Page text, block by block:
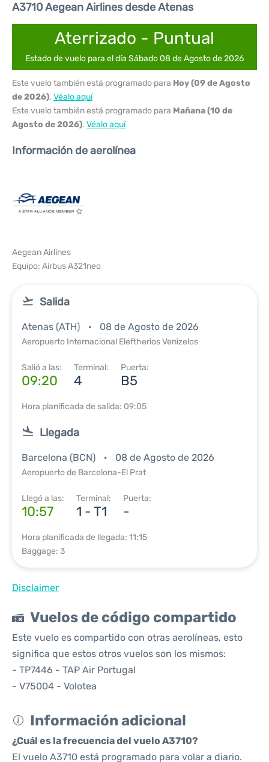
A3710 Aegean Airlines desde Atenas
Aterrizado - Puntual
Estado de vuelo para el día Sábado 08 de Agosto de 2026
Este vuelo también está programado para Hoy (09 de Agosto
de 2026). Véalo aquí
Este vuelo también está programado para Mañana (10 de
Agosto de 2026). Véalo aquí
Información de aerolínea
Aegean Airlines
Equipo: Airbus A321neo
Salida
Atenas (ATH) 08 de Agosto de 2026
Aeropuerto Internacional Eleftherios Venizelos
Salió a las:
09:20
Terminal:
4
Puerta:
B5
Hora planificada de salida: 09:05
Llegada
Barcelona (BCN) 08 de Agosto de 2026
Aeropuerto de Barcelona-El Prat
Llegó a las:
10:57
Terminal:
1 - T1
Puerta:
-
Hora planificada de llegada: 11:15
Baggage: 3
Disclaimer
Vuelos de código compartido
Este vuelo es compartido con otras aerolíneas, esto
significa que estos otros vuelos son los mismos:
- TP7446 - TAP Air Portugal
- V75004 - Volotea
Información adicional
¿Cuál es la frecuencia del vuelo A3710?
El vuelo A3710 está programado para volar a diario.